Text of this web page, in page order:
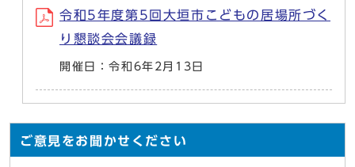
令和5年度第5回大垣市こどもの居場所づく
り懇談会会議録
開催日：令和6年2月13日
ご意見をお聞かせください